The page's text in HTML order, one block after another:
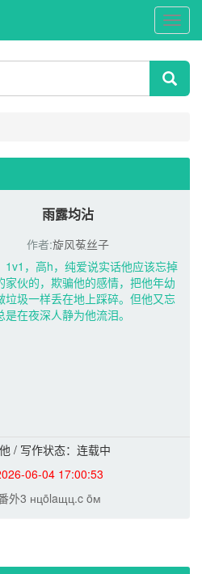
PO
文
雨露均沾
作者:旋风菟丝子
1v1，高h，纯爱说实话他应该忘掉
家伙的，欺骗他的感情，把他年幼
垃圾一样丢在地上踩碎。但他又忘
在夜深人静为他流泪。
/ 写作状态：连载中
06-04 17:00:53
外3 нцōlaщц.c ōм